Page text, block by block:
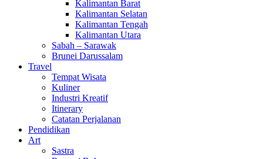
Kalimantan Barat
Kalimantan Selatan
Kalimantan Tengah
Kalimantan Utara
Sabah – Sarawak
Brunei Darussalam
Travel
Tempat Wisata
Kuliner
Industri Kreatif
Itinerary
Catatan Perjalanan
Pendidikan
Art
Sastra